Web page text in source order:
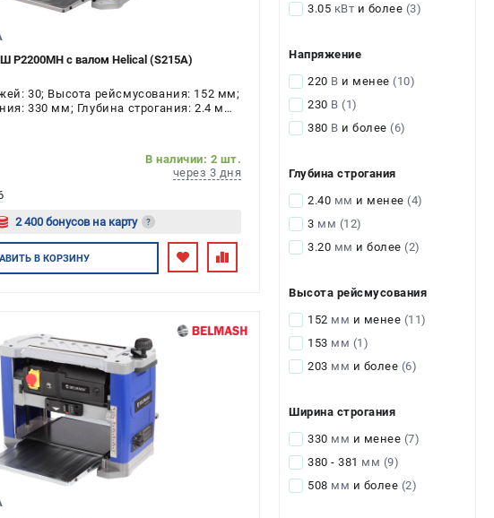
P2200MH с валом Helical (S215A)
30; Высота рейсмусования: 152 мм;
330 мм; Глубина строгания: 2.4 мм;
В наличии: 2 шт.
через 3 дня
2 400 бонусов на карту
?
Авторизуйтесь
В КОРЗИНУ
3.05 кВт и более (3)
Напряжение
220 В и менее (10)
230 В (1)
380 В и более (6)
Глубина строгания
2.40 мм и менее (4)
3 мм (12)
3.20 мм и более (2)
Высота рейсмусования
152 мм и менее (11)
153 мм (1)
203 мм и более (6)
Ширина строгания
330 мм и менее (7)
380 - 381 мм (9)
508 мм и более (2)